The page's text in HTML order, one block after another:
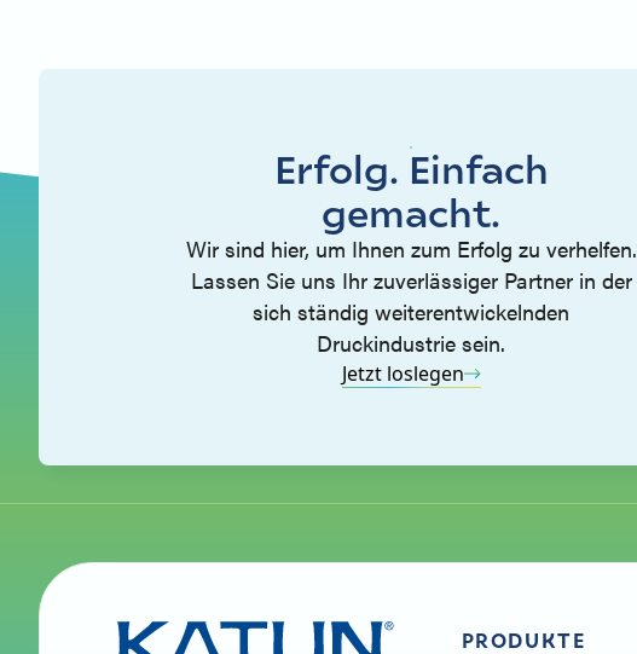
Erfolg. Einfach
gemacht.
Wir sind hier, um Ihnen zum Erfolg zu verhelfen.
Lassen Sie uns Ihr zuverlässiger Partner in der
sich ständig weiterentwickelnden
Druckindustrie sein.
Jetzt loslegen
PRODUKTE